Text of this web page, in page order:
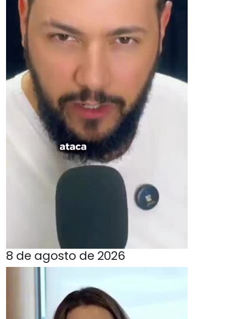
8 de agosto de 2026